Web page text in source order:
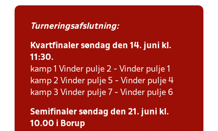
Turneringsafslutning:
Kvartfinaler søndag den 14. juni kl.
11:30.
kamp 1 Vinder pulje 2 - Vinder pulje 1
kamp 2 Vinder pulje 5 - Vinder pulje 4
kamp 3 Vinder pulje 7 - Vinder pulje 6
Semifinaler søndag den 21. juni kl.
10.00 i Borup